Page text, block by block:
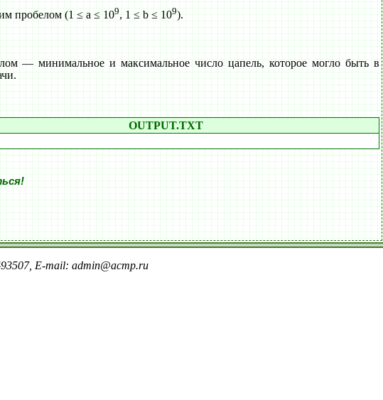
пробелом (1 ≤ a ≤ 109, 1 ≤ b ≤ 109).
— минимальное и максимальное число цапель, которое могло быть в
OUTPUT.TXT
E-mail: admin@acmp.ru